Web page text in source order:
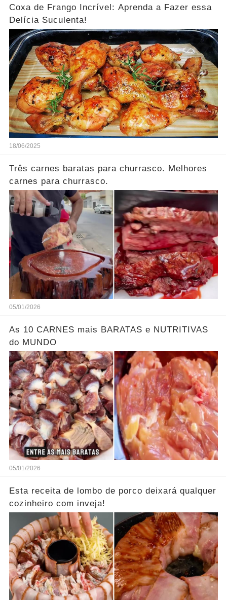
Coxa de Frango Incrível: Aprenda a Fazer essa
Delícia Suculenta!
18/06/2025
Três carnes baratas para churrasco. Melhores
carnes para churrasco.
05/01/2026
As 10 CARNES mais BARATAS e NUTRITIVAS
do MUNDO
05/01/2026
Esta receita de lombo de porco deixará qualquer
cozinheiro com inveja!